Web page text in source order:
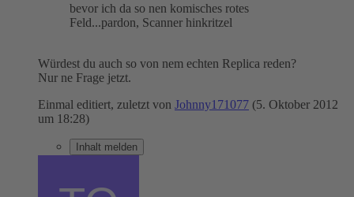
bevor ich da so nen komisches rotes
Feld...pardon, Scanner hinkritzel
Würdest du auch so von nem echten Replica reden?
Nur ne Frage jetzt.
Einmal editiert, zuletzt von Johnny171077 (5. Oktober 2012
um 18:28)
Inhalt melden